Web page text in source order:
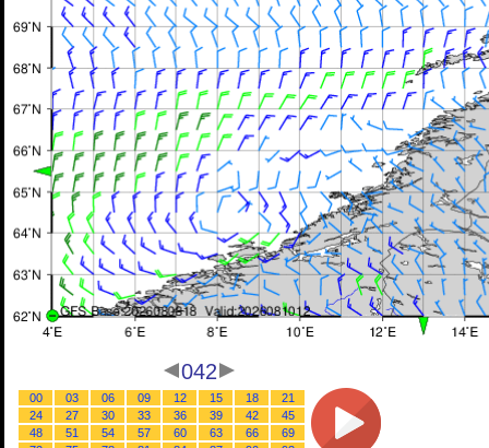
042
00 03 06 09 12 15 18
21
24
27 30 33 36 39 42
45
48
51 54 57 60 63 66
69